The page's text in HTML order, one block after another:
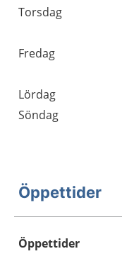
Torsdag
Fredag
Lördag
Söndag
Öppettider
Öppettider